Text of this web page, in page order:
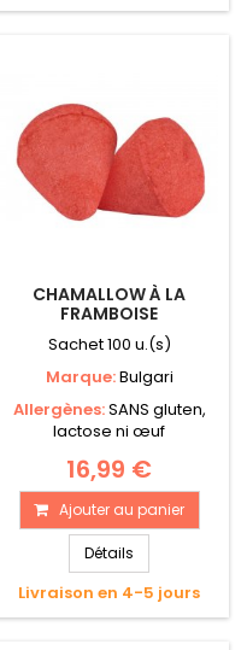
CHAMALLOW À LA
FRAMBOISE
Sachet 100 u.(s)
Marque:Bulgari
Allergènes:SANS gluten,
lactose ni œuf
16,99 €
Ajouter au panier
Détails
Livraison en 4-5 jours